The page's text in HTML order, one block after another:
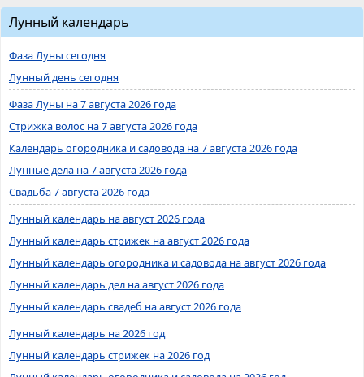
Лунный календарь
Фаза Луны сегодня
Лунный день сегодня
Фаза Луны на 7 августа 2026 года
Стрижка волос на 7 августа 2026 года
Календарь огородника и садовода на 7 августа 2026 года
Лунные дела на 7 августа 2026 года
Свадьба 7 августа 2026 года
Лунный календарь на август 2026 года
Лунный календарь стрижек на август 2026 года
Лунный календарь огородника и садовода на август 2026 года
Лунный календарь дел на август 2026 года
Лунный календарь свадеб на август 2026 года
Лунный календарь на 2026 год
Лунный календарь стрижек на 2026 год